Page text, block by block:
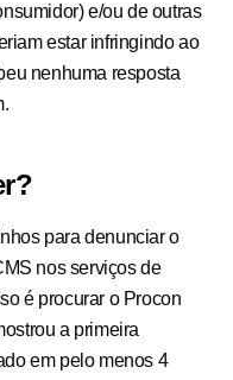
e/ou de outras
estar infringindo ao
nenhuma resposta
para denunciar o
nos serviços de
é procurar o Procon
a primeira
em pelo menos 4